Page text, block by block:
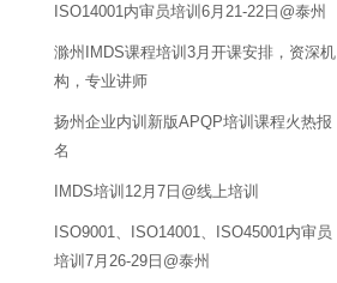
ISO14001内审员培训6月21-22日@泰州
滁州IMDS课程培训3月开课安排，资深机
构，专业讲师
扬州企业内训新版APQP培训课程火热报
名
IMDS培训12月7日@线上培训
ISO9001、ISO14001、ISO45001内审员
培训7月26-29日@泰州